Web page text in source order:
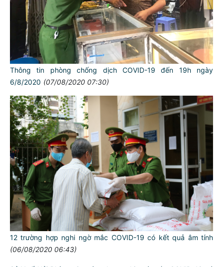
Thông tin phòng chống dịch COVID-19 đến 19h ngày
6/8/2020 (07/08/2020 07:30)
12 trường hợp nghi ngờ mắc COVID-19 có kết quả âm tính
(06/08/2020 06:43)